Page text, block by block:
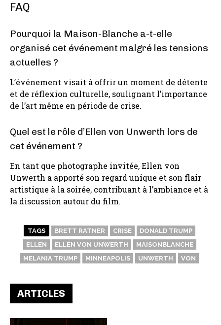
FAQ
Pourquoi la Maison-Blanche a-t-elle
organisé cet événement malgré les tensions
actuelles ?
L’événement visait à offrir un moment de détente
et de réflexion culturelle, soulignant l’importance
de l’art même en période de crise.
Quel est le rôle d’Ellen von Unwerth lors de
cet événement ?
En tant que photographe invitée, Ellen von
Unwerth a apporté son regard unique et son flair
artistique à la soirée, contribuant à l’ambiance et à
la discussion autour du film.
TAGS BRETT RATNER CRISE
DONALD TRUMP
ELLEN
ELLEN VON UNWERTH
MAISONBLANCHE
MELANIA TRUMP
MINNEAPOLIS UNWERTH VON
ARTICLES